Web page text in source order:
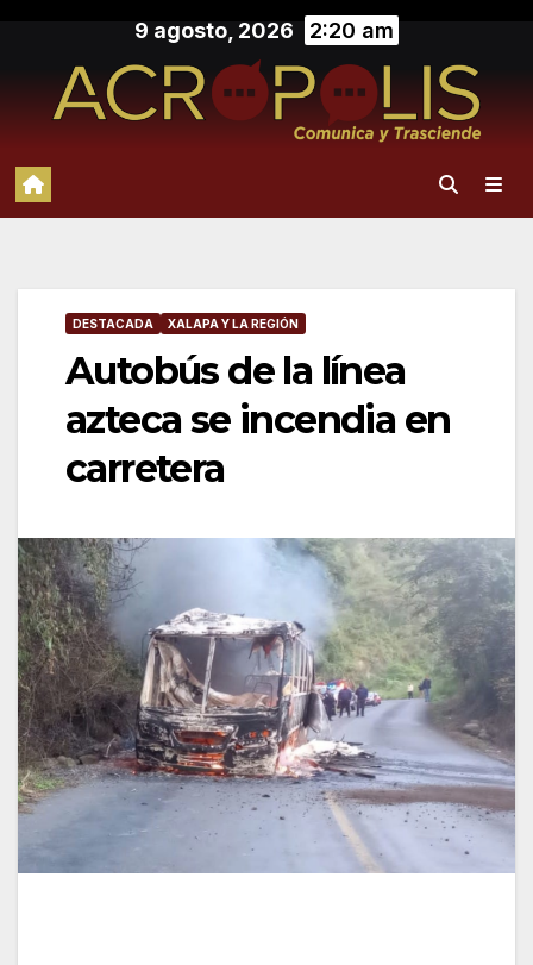
contenido
9 agosto, 2026 2:20 am
DESTACADA XALAPA Y LA REGIÓN
Autobús de la línea
azteca se incendia en
carretera